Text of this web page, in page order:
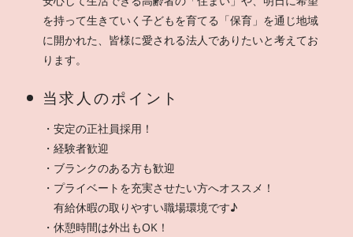
を持って生きていく子どもを育てる「保育」を通じ地域
に開かれた、皆様に愛される法人でありたいと考えてお
ります。
当求人のポイント
・安定の正社員採用！
・経験者歓迎
・ブランクのある方も歓迎
・プライベートを充実させたい方へオススメ！
有給休暇の取りやすい職場環境です♪
・休憩時間は外出もOK！